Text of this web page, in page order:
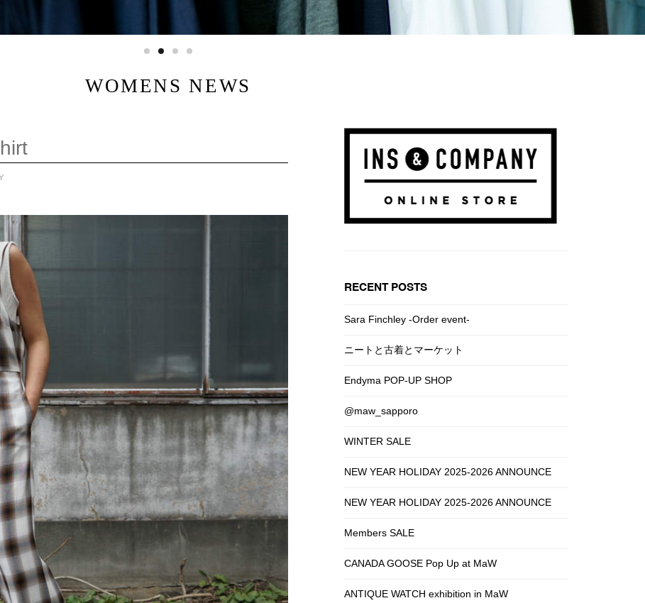
WOMENS NEWS
RECENT POSTS
Sara Finchley -Order event-
ニートと古着とマーケット
Endyma POP-UP SHOP
@maw_sapporo
WINTER SALE
NEW YEAR HOLIDAY 2025-2026 ANNOUNCE
NEW YEAR HOLIDAY 2025-2026 ANNOUNCE
Members SALE
CANADA GOOSE Pop Up at MaW
ANTIQUE WATCH exhibition in MaW